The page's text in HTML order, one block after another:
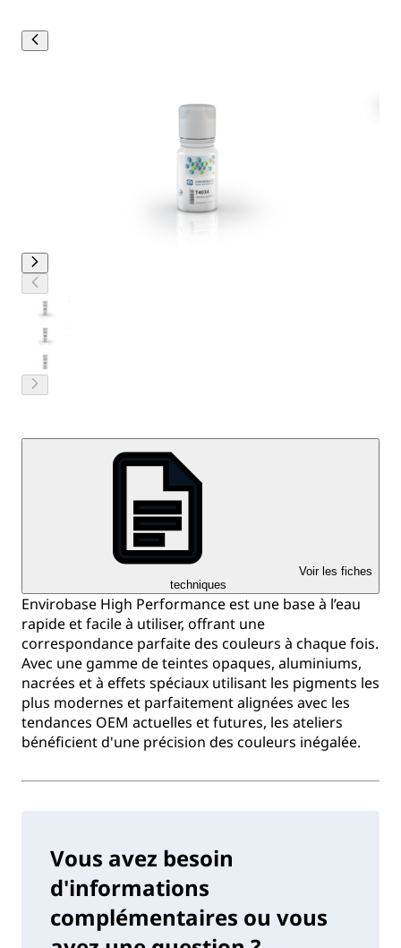
Voir les fiches
techniques
Envirobase High Performance est une base à l’eau
rapide et facile à utiliser, offrant une
correspondance parfaite des couleurs à chaque fois.
Avec une gamme de teintes opaques, aluminiums,
nacrées et à effets spéciaux utilisant les pigments les
plus modernes et parfaitement alignées avec les
tendances OEM actuelles et futures, les ateliers
bénéficient d'une précision des couleurs inégalée.
Vous avez besoin
d'informations
complémentaires ou vous